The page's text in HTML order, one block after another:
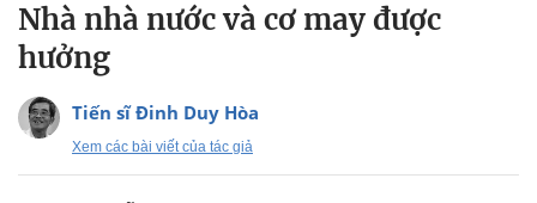
Nhà nhà nước và cơ may được
hưởng
Tiến sĩ Đinh Duy Hòa
Xem các bài viết của tác giả